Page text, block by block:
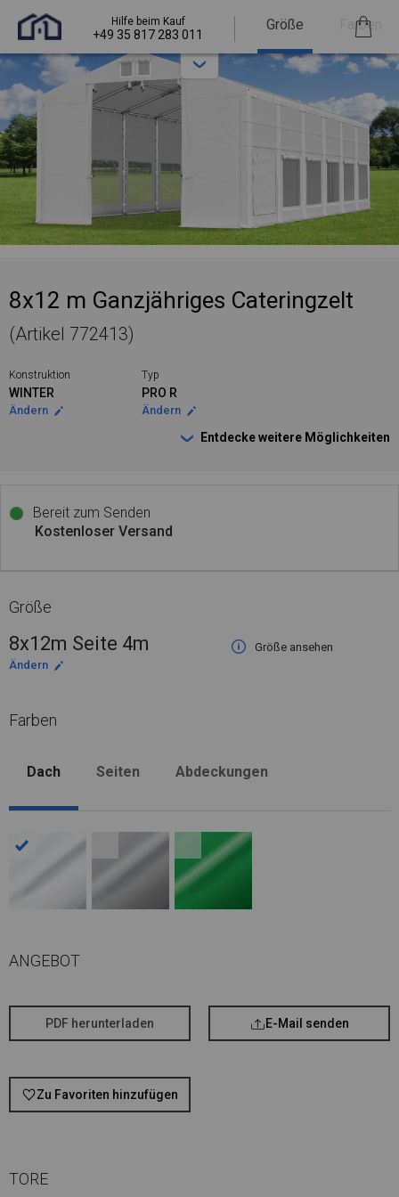
Hilfe beim Kauf
+49 35 817 283 011
Größe Farben
8x12 m Ganzjähriges Cateringzelt
(Artikel 772413)
Konstruktion
WINTER
Ändern
Typ
PRO R
Ändern
Entdecke weitere Möglichkeiten
Bereit zum Senden
Kostenloser Versand
Größe
8x12m Seite 4m
Größe ansehen
Ändern
Farben
Dach Seiten Abdeckungen
ANGEBOT
PDF herunterladen E-Mail senden
Zu Favoriten hinzufügen
TORE